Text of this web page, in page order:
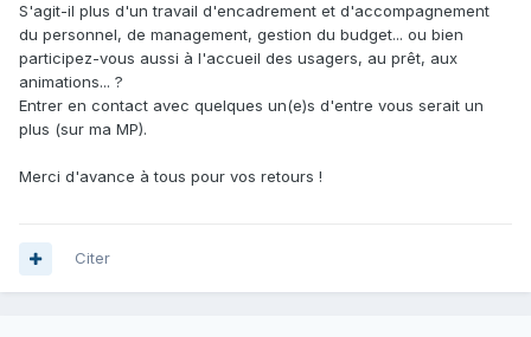
S'agit-il plus d'un travail d'encadrement et d'accompagnement
du personnel, de management, gestion du budget... ou bien
participez-vous aussi à l'accueil des usagers, au prêt, aux
animations... ?
Entrer en contact avec quelques un(e)s d'entre vous serait un
plus (sur ma MP).
Merci d'avance à tous pour vos retours !
Citer